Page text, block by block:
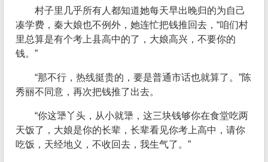
村子里几乎所有人都知道她每天早出晚归的为自己
凑学费，秦大娘也不例外，她连忙把钱推回去，“咱们村
里总算是有个考上县高中的了，大娘高兴，不要你的
钱。”
“那不行，热线挺贵的，要是普通市话也就算了。”陈
秀丽不同意，再次把钱推了出去。
“你这犟丫头，从小就犟，这三块钱够你在食堂吃两
天饭了，大娘是你的长辈，长辈看见你考上高中，请你
吃饭，天经地义，不收回去，我生气了。”